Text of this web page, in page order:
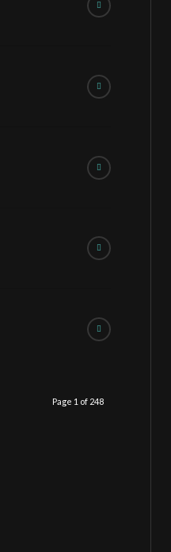
Page 1 of 248